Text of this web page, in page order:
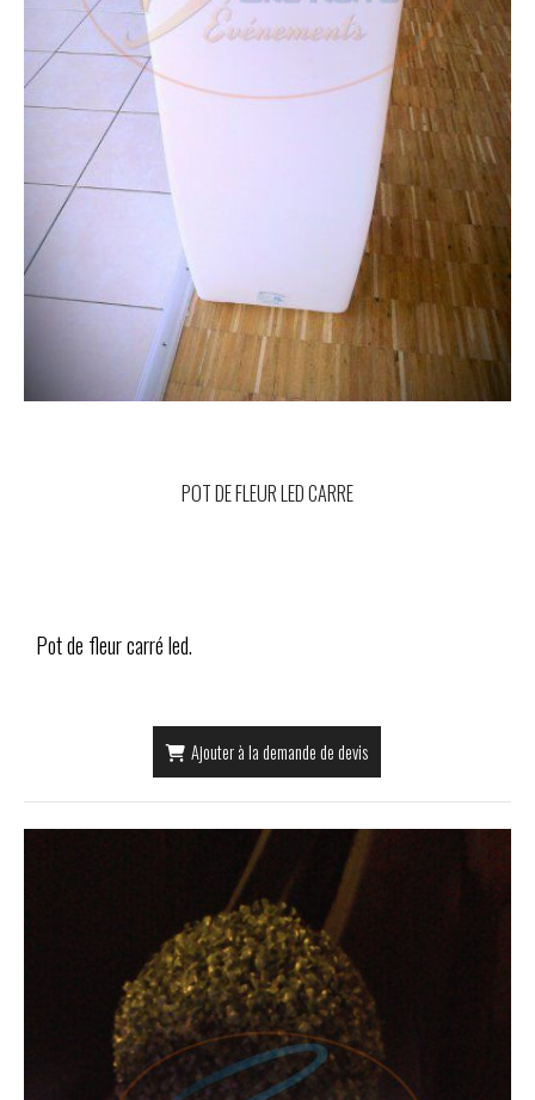
POT DE FLEUR LED CARRE
Pot de fleur carré led.
Ajouter à la demande de devis